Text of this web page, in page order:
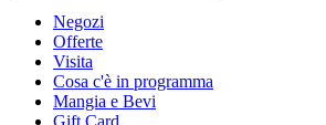
Negozi
Offerte
Visita
Cosa c'è in programma
Mangia e Bevi
Gift Card